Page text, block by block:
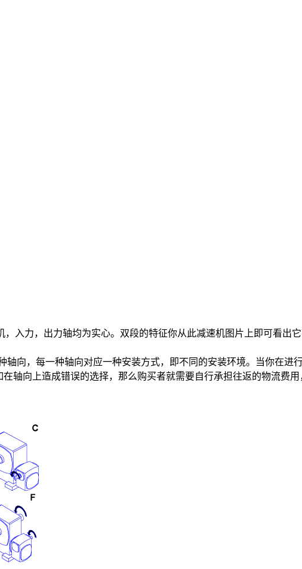
，入力，出力轴均为实心。双段的特征你从此减速机图片上即可看出
轴向，每一种轴向对应一种安装方式，即不同的安装环境。当你在
轴向上造成错误的选择，那么购买者就需要自行承担往返的物流费